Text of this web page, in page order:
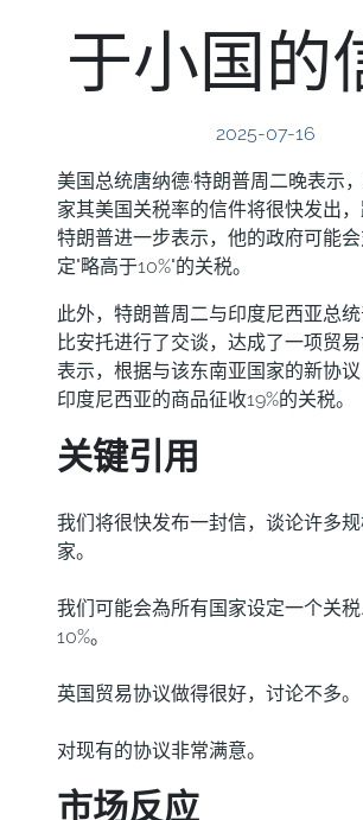
于小国的
2025-07-16
美国总统唐纳德·特朗普周二晚表示
家其美国关税率的信件将很快发出，
特朗普进一步表示，他的政府可能
定"略高于10%"的关税。
此外，特朗普周二与印度尼西亚总统
比安托进行了交谈，达成了一项贸
表示，根据与该东南亚国家的新协
印度尼西亚的商品征收19%的关税。
关键引用
我们将很快发布一封信，谈论许多
家。
我们可能会為所有国家设定一个关
10%。
英国贸易协议做得很好，讨论不多。
对现有的协议非常满意。
市场反应